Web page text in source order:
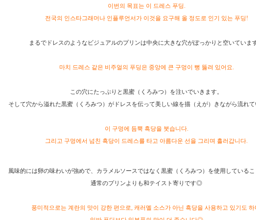
이번의 목표는 이 드레스 푸딩.
전국의 인스타그래머나 인플루언서가 이것을 요구해 올 정도로 인기 있는 푸딩!
まるでドレスのようなビジュアルのプリンは中央に大きな穴がぽっかりと空いていま
마치 드레스 같은 비주얼의 푸딩은 중앙에 큰 구멍이 뻥 뚫려 있어요.
この穴にたっぷりと黒蜜（くろみつ）を注いでいきます。
そして穴から溢れた黒蜜（くろみつ）がドレスを伝って美しい線を描（えが）きながら流れ
이 구멍에 듬뿍 흑당을 붓습니다.
그리고 구멍에서 넘친 흑당이 드레스를 타고 아름다운 선을 그리며 흘러갑니다.
風味的には卵の味わいが強めで、カラメルソースではなく黒蜜（くろみつ）を使用している
通常のプリンよりも和テイスト寄りです◎
풍미적으로는 계란의 맛이 강한 편으로, 캐러멜 소스가 아닌 흑당을 사용하고 있기도 하